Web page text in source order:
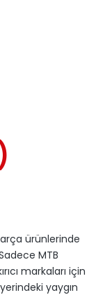
ürünlerinde
MTB
markaları için
yaygın